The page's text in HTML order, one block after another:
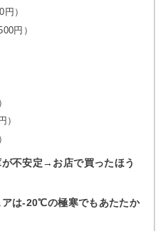
）
円）
）
不安定→お店で買ったほう
アは-20℃の極寒でもあたたか